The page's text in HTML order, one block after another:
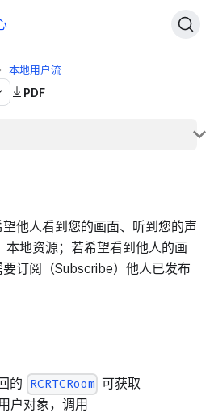
本地用户流
PDF
他人看到您的画面、听到您的声
本地资源；若希望看到他人的画
订阅（Subscribe）他人已发布
的 RCRTCRoom 可获取
户对象，调用